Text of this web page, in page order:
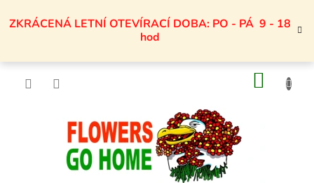
naZKRÁCENÁ LETNÍ OTEVÍRACÍ DOBA: PO - PÁ 9 - 18
hod